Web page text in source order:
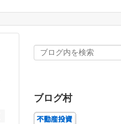
ブログ村